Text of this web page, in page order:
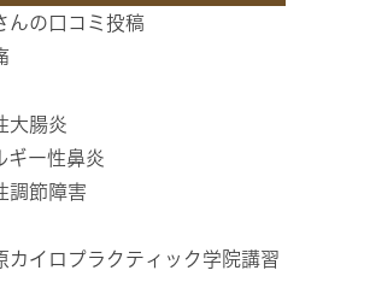
んの口コミ投稿
大腸炎
ギー性鼻炎
調節障害
カイロプラクティック学院講習